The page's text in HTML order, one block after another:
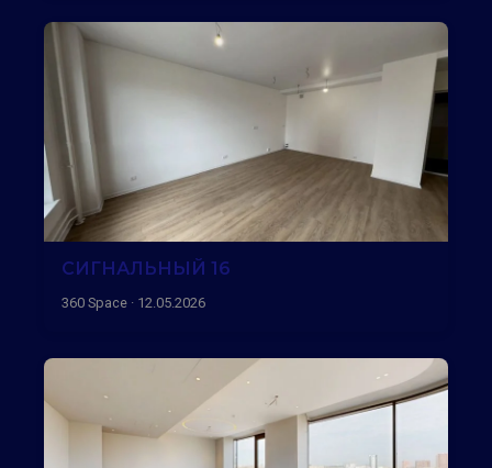
СИГНАЛЬНЫЙ 16
360 Space · 12.05.2026